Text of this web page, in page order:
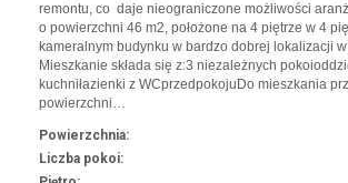
remontu, co daje nieograniczone możliwości
o powierzchni 46 m2, położone na 4 piętrze w 4
kameralnym budynku w bardzo dobrej lokalizacji
Mieszkanie składa się z:3 niezależnych
kuchniłazienki z WCprzedpokojuDo mieszkania
powierzchni…
Powierzchnia:
Liczba pokoi: